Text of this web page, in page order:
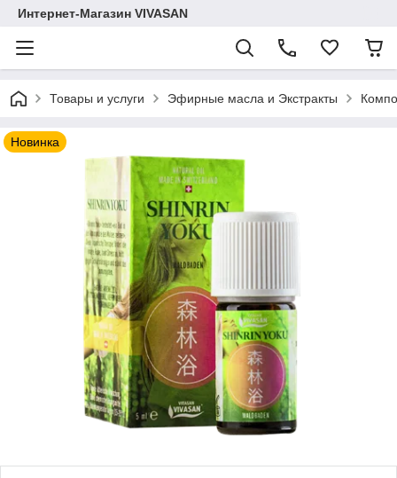
Интернет-Магазин VIVASAN
Товары и услуги Эфирные масла и Экстракты
Новинка